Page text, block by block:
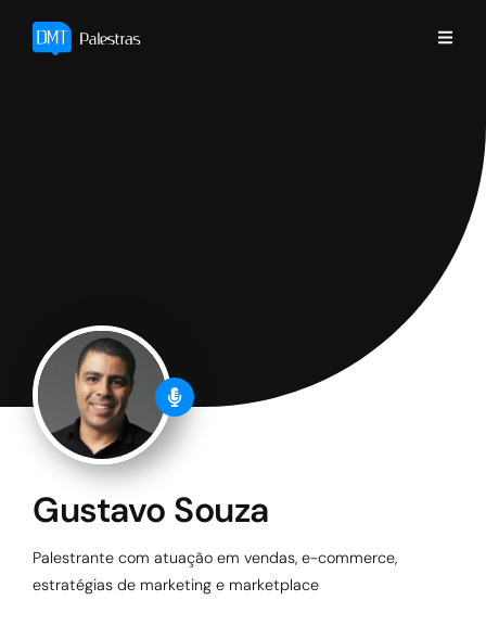
Gustavo Souza
Palestrante com atuação em vendas, e-commerce,
estratégias de marketing e marketplace